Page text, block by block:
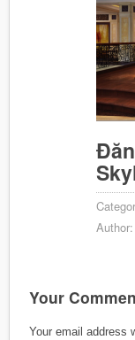
Author:
Your
Your email address